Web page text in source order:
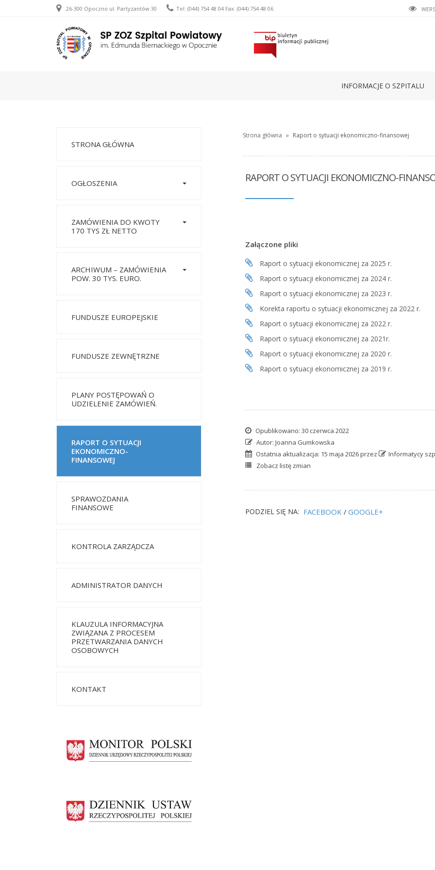
26-300 Opoczno ul. Partyzantów 30 Tel: (044) 754 48 04Fax: (044) 754 48 06
INFORMACJE O SZPITALU
Strona główna » Raport o sytuacji ekonomiczno-finansowej
RAPORT O SYTUACJI EKONOMICZNO-
Załączone pliki
Raport o sytuacji ekonomicznej za 2025 r.
Raport o sytuacji ekonomicznej za 2024 r.
Raport o sytuacji ekonomicznej za 2023 r.
Korekta raportu o sytuacji ekonomicznej za 2022 r.
Raport o sytuacji ekonomicznej za 2022 r.
Raport o sytuacji ekonomicznej za 2021r.
Raport o sytuacji ekonomicznej za 2020 r.
Raport o sytuacji ekonomicznej za 2019 r.
Opublikowano: 30 czerwca 2022
Autor: Joanna Gumkowska
Ostatnia aktualizacja: 15 maja 2026 przez
Informatycy
Zobacz listę zmian
PODZIEL SIĘ NA: FACEBOOK / GOOGLE+
STRONA GŁÓWNA
OGŁOSZENIA
ZAMÓWIENIA DO KWOTY
170 TYS ZŁ NETTO
ARCHIWUM – ZAMÓWIENIA
POW. 30 TYS. EURO.
FUNDUSZE EUROPEJSKIE
FUNDUSZE ZEWNĘTRZNE
PLANY POSTĘPOWAŃ O
UDZIELENIE ZAMÓWIEŃ.
RAPORT O SYTUACJI
EKONOMICZNO-
FINANSOWEJ
SPRAWOZDANIA
FINANSOWE
KONTROLA ZARZĄDCZA
ADMINISTRATOR DANYCH
KLAUZULA INFORMACYJNA
ZWIĄZANA Z PROCESEM
PRZETWARZANIA DANYCH
OSOBOWYCH
KONTAKT